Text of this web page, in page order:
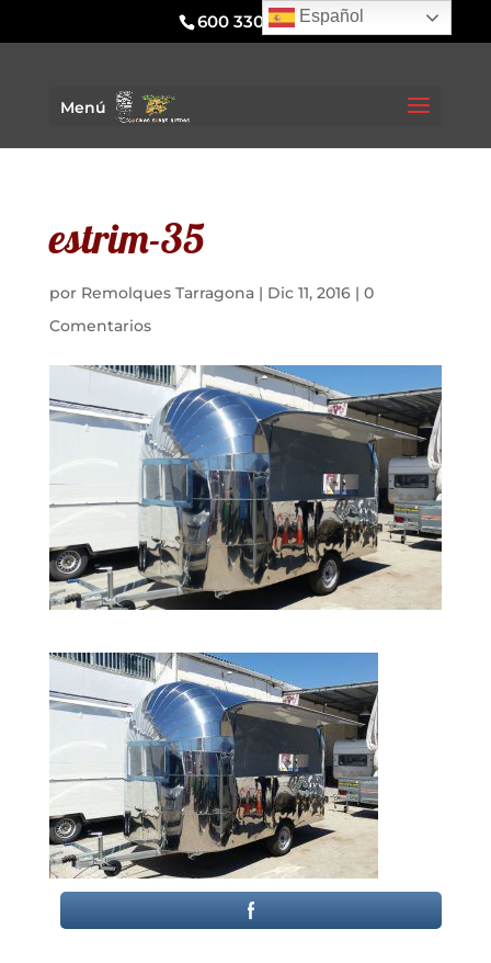
600 330 295
Menú
estrim-35
por Remolques Tarragona| Dic 11, 2016| 0
Comentarios
Español